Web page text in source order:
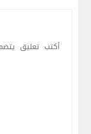
أكتب تعليق